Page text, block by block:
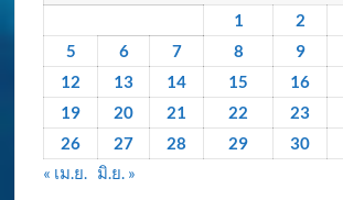
1 2
5
6 7 8 9
12
13 14 15 16
19
20 21 22 23
26
27 28 29 30
« เม.ย. มิ.ย. »